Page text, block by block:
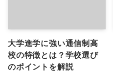
大学進学に強い通信制高
校の特徴とは？学校選び
のポイントを解説